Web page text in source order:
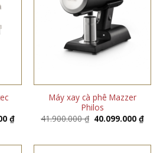
₫Giá
44.600.000 ₫.
Máy xay cà phê Mazzer
Philos
41.900.000₫ Giá
gốc
40.099.000₫Giá